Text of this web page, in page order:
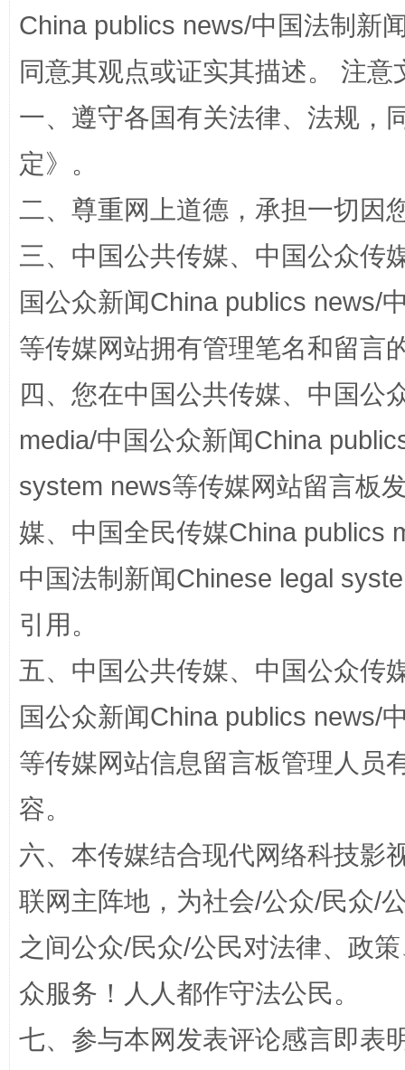
规模最大的光氢储一体化项目 走
镜头丨大暑三秋近 山西：
如何以同查同治破解风腐交织难题 养老服
China publics news/中国法制新
同意其观点或证实其描述。 注
一、遵守各国有关法律、法规，
定》。
二、尊重网上道德，承担一切因
三、中国公共传媒、中国公众传
国公众新闻China publics news/
等传媒网站拥有管理笔名和留言
四、您在中国公共传媒、中国公
media/中国公众新闻China
system news等传媒网站留言板
媒、中国全民传媒China publics
中国法制新闻Chinese legal
引用。
五、中国公共传媒、中国公众传
国公众新闻China publics news/
等传媒网站信息留言板管理人员
容。
六、本传媒结合现代网络科技影
联网主阵地，为社会/公众/民众/
之间公众/民众/公民对法律、政
众服务！人人都作守法公民。
七、参与本网发表评论感言即表